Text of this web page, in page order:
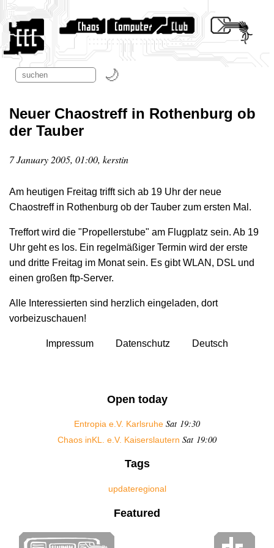
Neuer Chaostreff in Rothenburg ob
der Tauber
7 January 2005, 01:00, kerstin
Am heutigen Freitag trifft sich ab 19 Uhr der neue
Chaostreff in Rothenburg ob der Tauber zum ersten Mal.
Treffort wird die "Propellerstube" am Flugplatz sein. Ab 19
Uhr geht es los. Ein regelmäßiger Termin wird der erste
und dritte Freitag im Monat sein. Es gibt WLAN, DSL und
einen großen ftp-Server.
Alle Interessierten sind herzlich eingeladen, dort
vorbeizuschauen!
Impressum Datenschutz Deutsch
Open today
Entropia e.V. Karlsruhe Sat 19:30
Chaos inKL. e.V. Kaiserslautern Sat 19:00
Tags
updateregional
Featured